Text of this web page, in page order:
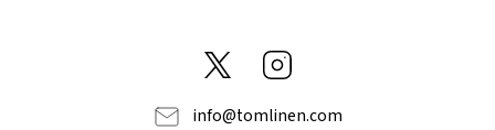
@tom_linen
info@tomlinen.com